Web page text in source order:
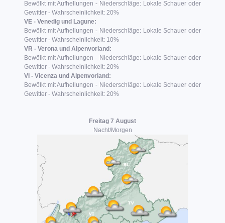
Bewölkt mit Aufhellungen - Niederschläge: Lokale Schauer oder
Gewitter - Wahrscheinlichkeit: 20%
VE - Venedig und Lagune:
Bewölkt mit Aufhellungen - Niederschläge: Lokale Schauer oder
Gewitter - Wahrscheinlichkeit: 10%
VR - Verona und Alpenvorland:
Bewölkt mit Aufhellungen - Niederschläge: Lokale Schauer oder
Gewitter - Wahrscheinlichkeit: 20%
VI - Vicenza und Alpenvorland:
Bewölkt mit Aufhellungen - Niederschläge: Lokale Schauer oder
Gewitter - Wahrscheinlichkeit: 20%
Freitag 7 August
Nacht/Morgen